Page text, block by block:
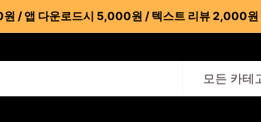
/ 앱 다운로드시 5,000원 / 텍스트 리뷰 2,000
모든 카테